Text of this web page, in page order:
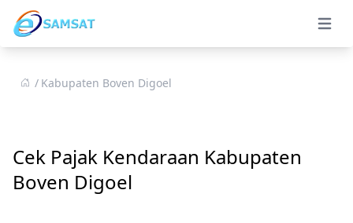
Open
Kabupaten Boven Digoel
Cek Pajak Kendaraan Kabupaten
Boven Digoel